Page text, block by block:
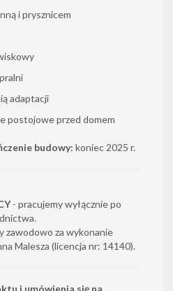
i prysznicem
adaptacji
postojowe przed domem
budowy: koniec 2025 r.
- pracujemy wyłącznie po
zawodowo za wykonanie
Malesza (licencja nr: 14140).
i umówienia się na